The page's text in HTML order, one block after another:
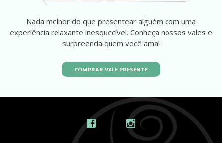
Nada melhor do que presentear alguém com uma
experiência relaxante inesquecível. Conheça nossos vales e
surpreenda quem você ama!
COMPRAR VALE PRESENTE